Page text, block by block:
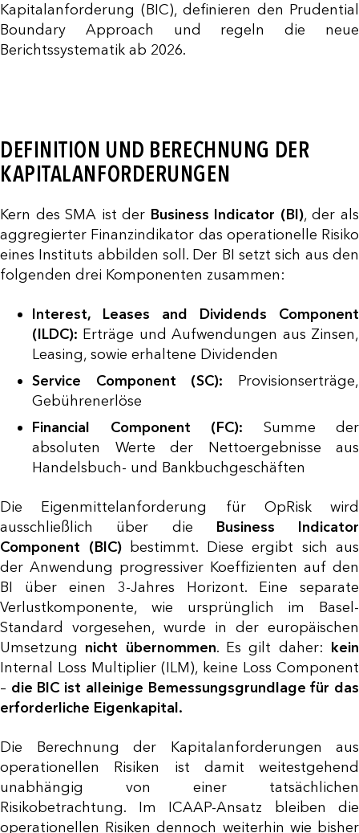
Kapitalanforderung (BIC), definieren den Prudential
Boundary Approach und regeln die neue
Berichtssystematik ab 2026.
DEFINITION UND BERECHNUNG DER
KAPITALANFORDERUNGEN
Kern des SMA ist der Business Indicator (BI), der als
aggregierter Finanzindikator das operationelle Risiko
eines Instituts abbilden soll. Der BI setzt sich aus den
folgenden drei Komponenten zusammen:
Interest, Leases and Dividends Component
(ILDC): Erträge und Aufwendungen aus Zinsen,
Leasing, sowie erhaltene Dividenden
Service Component (SC): Provisionserträge,
Gebührenerlöse
Financial Component (FC): Summe der
absoluten Werte der Nettoergebnisse aus
Handelsbuch- und Bankbuchgeschäften
Die Eigenmittelanforderung für OpRisk wird
ausschließlich über die Business Indicator
Component (BIC) bestimmt. Diese ergibt sich aus
der Anwendung progressiver Koeffizienten auf den
BI über einen 3-Jahres Horizont. Eine separate
Verlustkomponente, wie ursprünglich im Basel-
Standard vorgesehen, wurde in der europäischen
Umsetzung nicht übernommen. Es gilt daher: kein
Internal Loss Multiplier (ILM), keine Loss Component
– die BIC ist alleinige Bemessungsgrundlage für das
erforderliche Eigenkapital.
Die Berechnung der Kapitalanforderungen aus
operationellen Risiken ist damit weitestgehend
unabhängig von einer tatsächlichen
Risikobetrachtung. Im ICAAP-Ansatz bleiben die
operationellen Risiken dennoch weiterhin wie bisher